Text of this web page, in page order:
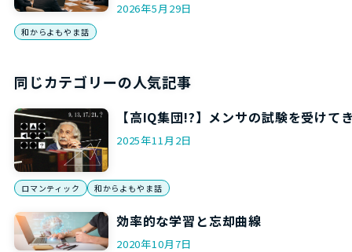
2026年5月29日
和からよもやま話
同じカテゴリーの人気記事
【高IQ集団!?】メンサの試験を受けて
2025年11月2日
ロマンティック 和からよもやま話
効率的な学習と忘却曲線
2020年10月7日